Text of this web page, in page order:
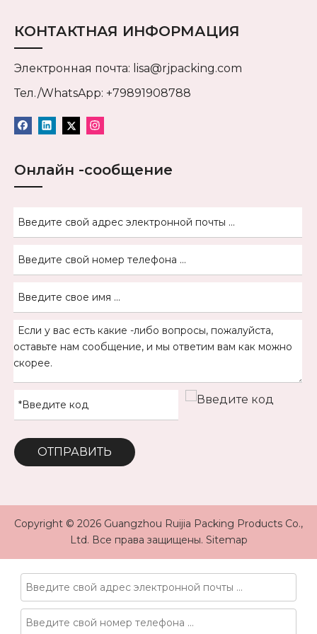
КОНТАКТНАЯ ИНФОРМАЦИЯ
Электронная почта: lisa@rjpacking.com
Тел./WhatsApp: +79891908788
Онлайн -сообщение
ОТПРАВИТЬ
Copyright © 2026 Guangzhou Ruijia Packing Products Co.,
Ltd. Все права защищены. Sitemap